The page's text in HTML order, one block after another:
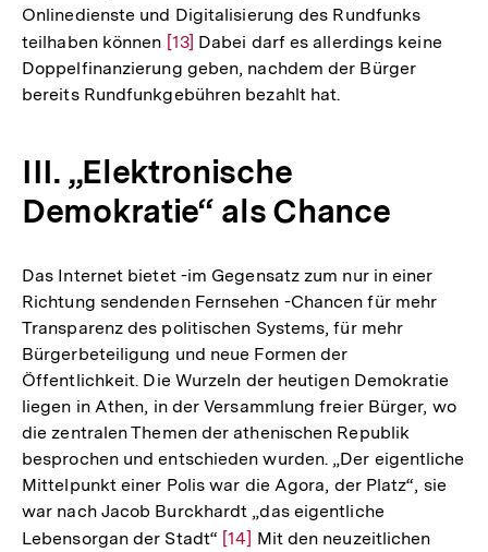
Onlinedienste und Digitalisierung des Rundfunks
teilhaben können Zur
Auflösung
der
[13] Dabei darf es allerdings keine
Doppelfinanzierung geben, nachdem der Bürger
bereits Rundfunkgebühren bezahlt hat.
III. „Elektronische
Demokratie“ als Chance
Das Internet bietet -im Gegensatz zum nur in einer
Richtung sendenden Fernsehen -Chancen für mehr
Transparenz des politischen Systems, für mehr
Bürgerbeteiligung und neue Formen der
Öffentlichkeit. Die Wurzeln der heutigen Demokratie
liegen in Athen, in der Versammlung freier Bürger, wo
die zentralen Themen der athenischen Republik
besprochen und entschieden wurden. „Der eigentliche
Mittelpunkt einer Polis war die Agora, der Platz“, sie
war nach Jacob Burckhardt „das eigentliche
Lebensorgan der Stadt“ Zur
[14] Mit den neuzeitlichen